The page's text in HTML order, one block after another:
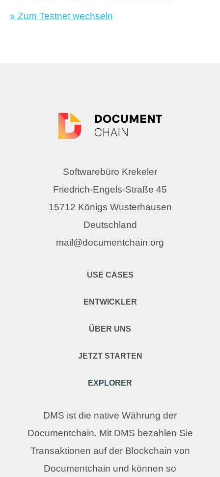
» Zum Testnet wechseln
Softwarebüro Krekeler
Friedrich-Engels-Straße 45
15712 Königs Wusterhausen
Deutschland
mail@documentchain.org
USE CASES
ENTWICKLER
ÜBER UNS
JETZT STARTEN
EXPLORER
DMS ist die native Währung der
Documentchain. Mit DMS bezahlen Sie
Transaktionen auf der Blockchain von
Documentchain und können so